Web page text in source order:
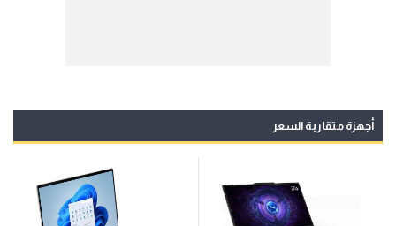
أجهزة متقاربة السعر